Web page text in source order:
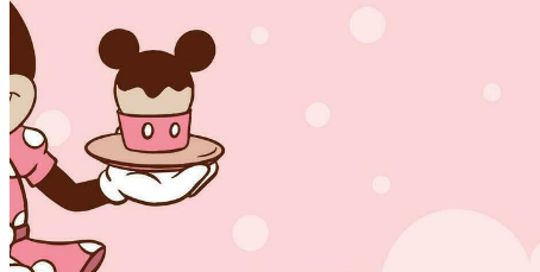
Redactionele Evenementen